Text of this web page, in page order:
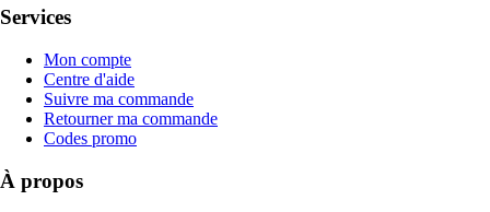
Services
Mon compte
Centre d'aide
Suivre ma commande
Retourner ma commande
Codes promo
À propos